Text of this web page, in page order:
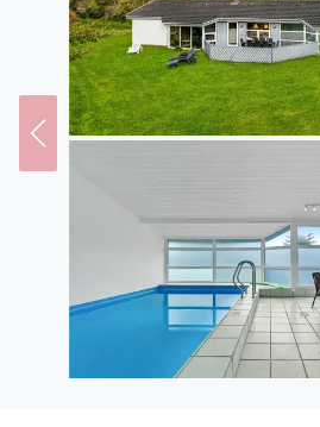
Sandstrände bekannt, an denen
Sommer sicher baden können,
umliegenden Dünenplantagen
Wanderpfade zu bieten. Das
seinen Restaurants und
ganze Jahr hindurch voller